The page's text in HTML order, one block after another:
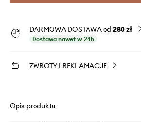
DARMOWA DOSTAWA od 280 zł
Dostawa nawet w 24h
ZWROTY I REKLAMACJE
Opis produktu